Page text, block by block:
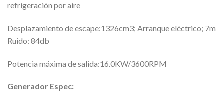
refrigeración por aire
Desplazamiento de escape:1326cm3; Arranque eléctrico; 7m
Ruido: 84db
Potencia máxima de salida:16.0KW/3600RPM
Generador Espec: